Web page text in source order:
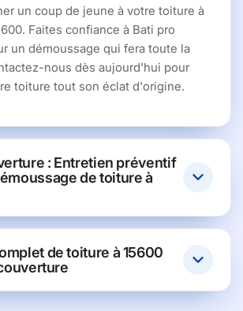
un coup de jeune à votre toiture à
Faites confiance à Bati pro
un démoussage qui fera toute la
nous dès aujourd'hui pour
toiture tout son éclat d'origine.
: Entretien préventif
de toiture à
de toiture à 15600